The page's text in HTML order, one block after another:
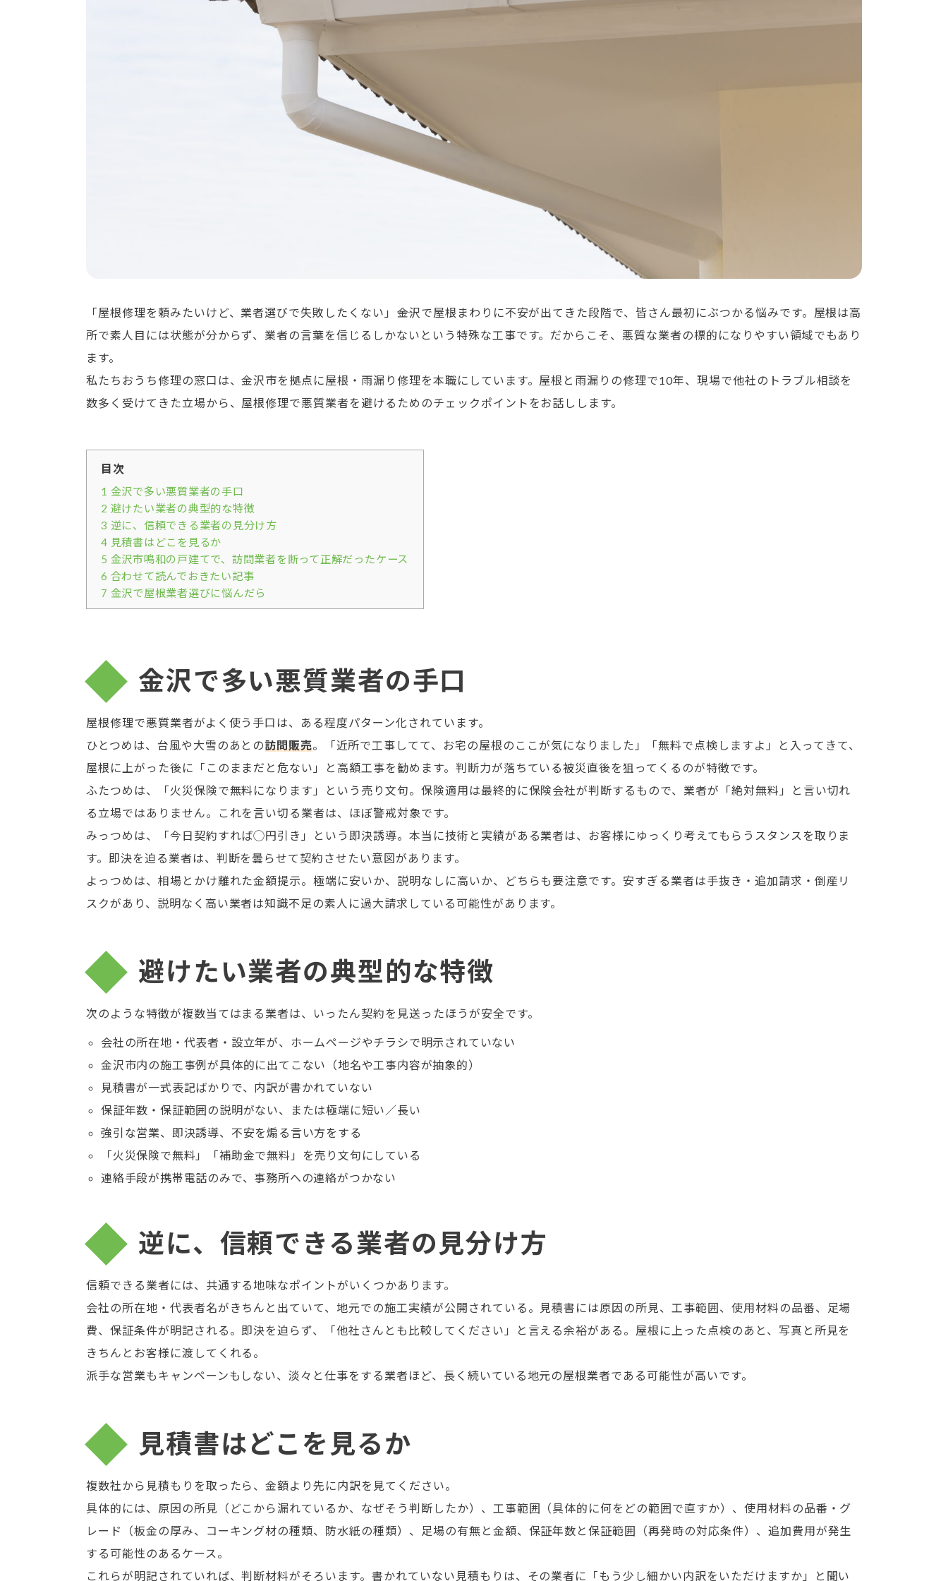
「屋根修理を頼みたいけど、業者選びで失敗したくない」――金沢で屋根まわりに不安が出てきた段階で、皆さん最初にぶつかる悩みです。屋根は高
所で素人目には状態が分からず、業者の言葉を信じるしかないという特殊な工事です。だからこそ、悪質な業者の標的になりやすい領域でもあり
ます。
私たちおうち修理の窓口は、金沢市を拠点に屋根・雨漏り修理を本職にしています。屋根と雨漏りの修理で10年、現場で他社のトラブル相談を
数多く受けてきた立場から、屋根修理で悪質業者を避けるためのチェックポイントをお話しします。
目次
1 金沢で多い悪質業者の手口
2 避けたい業者の典型的な特徴
3 逆に、信頼できる業者の見分け方
4 見積書はどこを見るか
5 金沢市鳴和の戸建てで、訪問業者を断って正解だったケース
6 合わせて読んでおきたい記事
7 金沢で屋根業者選びに悩んだら
金沢で多い悪質業者の手口
屋根修理で悪質業者がよく使う手口は、ある程度パターン化されています。
ひとつめは、台風や大雪のあとの訪問販売。「近所で工事してて、お宅の屋根のここが気になりました」「無料で点検しますよ」と入ってきて、
屋根に上がった後に「このままだと危ない」と高額工事を勧めます。判断力が落ちている被災直後を狙ってくるのが特徴です。
ふたつめは、「火災保険で無料になります」という売り文句。保険適用は最終的に保険会社が判断するもので、業者が「絶対無料」と言い切れ
る立場ではありません。これを言い切る業者は、ほぼ警戒対象です。
みっつめは、「今日契約すれば◯円引き」という即決誘導。本当に技術と実績がある業者は、お客様にゆっくり考えてもらうスタンスを取りま
す。即決を迫る業者は、判断を曇らせて契約させたい意図があります。
よっつめは、相場とかけ離れた金額提示。極端に安いか、説明なしに高いか、どちらも要注意です。安すぎる業者は手抜き・追加請求・倒産リ
スクがあり、説明なく高い業者は知識不足の素人に過大請求している可能性があります。
避けたい業者の典型的な特徴
次のような特徴が複数当てはまる業者は、いったん契約を見送ったほうが安全です。
会社の所在地・代表者・設立年が、ホームページやチラシで明示されていない
金沢市内の施工事例が具体的に出てこない（地名や工事内容が抽象的）
見積書が一式表記ばかりで、内訳が書かれていない
保証年数・保証範囲の説明がない、または極端に短い／長い
強引な営業、即決誘導、不安を煽る言い方をする
「火災保険で無料」「補助金で無料」を売り文句にしている
連絡手段が携帯電話のみで、事務所への連絡がつかない
逆に、信頼できる業者の見分け方
信頼できる業者には、共通する地味なポイントがいくつかあります。
会社の所在地・代表者名がきちんと出ていて、地元での施工実績が公開されている。見積書には原因の所見、工事範囲、使用材料の品番、足場
費、保証条件が明記される。即決を迫らず、「他社さんとも比較してください」と言える余裕がある。屋根に上った点検のあと、写真と所見を
きちんとお客様に渡してくれる。
派手な営業もキャンペーンもしない、淡々と仕事をする業者ほど、長く続いている地元の屋根業者である可能性が高いです。
見積書はどこを見るか
複数社から見積もりを取ったら、金額より先に内訳を見てください。
具体的には、原因の所見（どこから漏れているか、なぜそう判断したか）、工事範囲（具体的に何をどの範囲で直すか）、使用材料の品番・グ
レード（板金の厚み、コーキング材の種類、防水紙の種類）、足場の有無と金額、保証年数と保証範囲（再発時の対応条件）、追加費用が発生
する可能性のあるケース。
これらが明記されていれば、判断材料がそろいます。書かれていない見積もりは、その業者に「もう少し細かい内訳をいただけますか」と聞い